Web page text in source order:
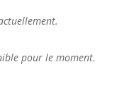
pour le moment.